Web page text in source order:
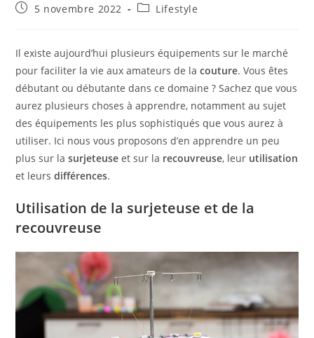
Publication
5 novembre 2022
PostLifestyle
Il existe aujourd’hui plusieurs équipements sur le marché
pour faciliter la vie aux amateurs de lacouture. Vous êtes
débutant ou débutante dans ce domaine ? Sachez que vous
aurez plusieurs choses à apprendre, notamment au sujet
des équipements les plus sophistiqués que vous aurez à
utiliser. Ici nous vous proposons d’en apprendre un peu
plus sur lasurjeteuse et sur la recouvreuse, leur utilisation
et leursdifférences.
Utilisation de la surjeteuse et de la
recouvreuse